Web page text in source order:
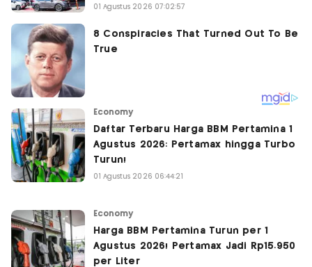
01 Agustus 2026 07:02:57
Economy
Daftar Terbaru Harga BBM Pertamina 1
Agustus 2026: Pertamax hingga Turbo
Turun!
01 Agustus 2026 06:44:21
Economy
Harga BBM Pertamina Turun per 1
Agustus 2026! Pertamax Jadi Rp15.950
per Liter